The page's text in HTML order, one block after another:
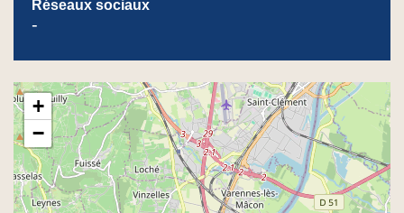
Réseaux sociaux
-
+
−